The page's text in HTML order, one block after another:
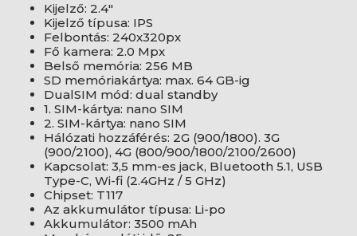
Kijelző: 2.4"
Kijelző típusa: IPS
Felbontás: 240x320px
Fő kamera: 2.0 Mpx
Belső memória: 256 MB
SD memóriakártya: max. 64 GB-ig
DualSIM mód: dual standby
1. SIM-kártya: nano SIM
2. SIM-kártya: nano SIM
Hálózati hozzáférés: 2G (900/1800). 3G
(900/2100), 4G (800/900/1800/2100/2600)
Kapcsolat: 3,5 mm-es jack, Bluetooth 5.1, USB
Type-C, Wi-fi (2.4GHz / 5 GHz)
Chipset: T117
Az akkumulátor típusa: Li-po
Akkumulátor: 3500 mAh